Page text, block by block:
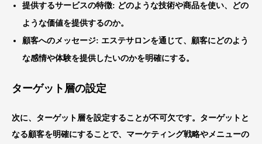
提供するサービスの特徴: どのような技術や商品を使い、どの
ような価値を提供するのか。
顧客へのメッセージ: エステサロンを通じて、顧客にどのよう
な感情や体験を提供したいのかを明確にする。
ターゲット層の設定
次に、ターゲット層を設定することが不可欠です。ターゲットと
なる顧客を明確にすることで、マーケティング戦略やメニューの